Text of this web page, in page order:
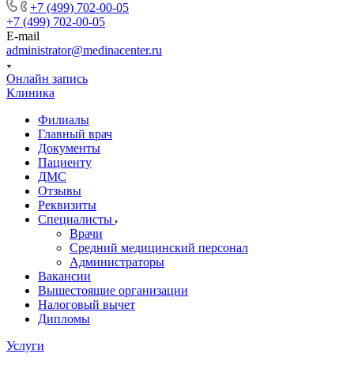
+7 (499) 702-00-05
+7 (499) 702-00-05
E-mail
administrator@medinacenter.ru
Онлайн запись
Клиника
Филиалы
Главный врач
Документы
Пациенту
ДМС
Отзывы
Реквизиты
Специалисты
Врачи
Средний медицинский персонал
Администраторы
Вакансии
Вышестоящие организации
Налоговый вычет
Дипломы
Услуги